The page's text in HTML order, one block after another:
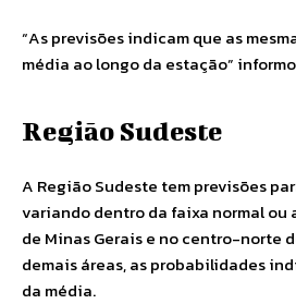
“As previsões indicam que as
média ao longo da estação”
Região Sudeste
A Região Sudeste tem previsões
variando dentro da faixa normal ou
de Minas Gerais e no centro-norte
demais áreas, as probabilidades
da média.